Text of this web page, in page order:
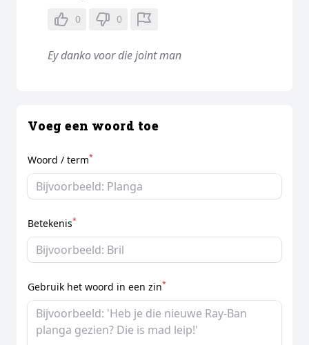
0 0
Ey danko voor die joint man
Voeg een woord toe
Woord / term*
Betekenis*
Gebruik het woord in een zin*